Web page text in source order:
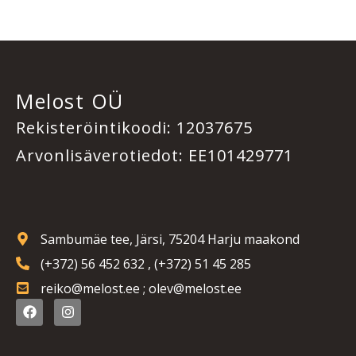
Melost OÜ
Rekisteröintikoodi: 12037675
Arvonlisäverotiedot: EE101429771
Sambumäe tee, Järsi, 75204 Harju maakond
(+372) 56 452 632 , (+372) 51 45 285
reiko@melost.ee ; olev@melost.ee
F
a
c
I
n
s